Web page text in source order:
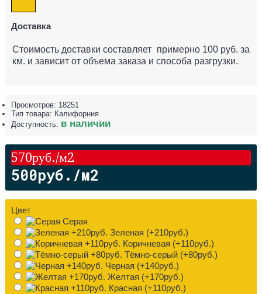
Доставка
Стоимость доставки составляет примерно 100 руб. за
км. и зависит от объема заказа и способа разгрузки.
Просмотров: 18251
Тип товара: Калифорния
Доступность: в наличии
570руб./м2
500руб./м2
Цвет
Серая
Зеленая (+210руб.)
Коричневая (+110руб.)
Тёмно-серый (+80руб.)
Черная (+140руб.)
Желтая (+170руб.)
Красная (+110руб.)